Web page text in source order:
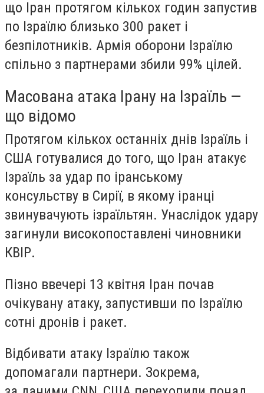
що Іран протягом кількох годин запустив
по Ізраїлю близько 300 ракет і
безпілотників. Армія оборони Ізраїлю
спільно з партнерами збили 99% цілей.
Масована атака Ірану на Ізраїль —
що відомо
Протягом кількох останніх днів Ізраїль і
США готувалися до того, що Іран атакує
Ізраїль за удар по іранському
консульству в Сирії, в якому іранці
звинувачують ізраїльтян. Унаслідок удару
загинули високопоставлені чиновники
КВІР.
Пізно ввечері 13 квітня Іран почав
очікувану атаку, запустивши по Ізраїлю
сотні дронів і ракет.
Відбивати атаку Ізраїлю також
допомагали партнери. Зокрема,